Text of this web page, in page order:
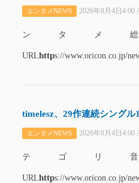
エンタメNEWS 2026年8月4日4:00
ンタメ
URLhttps://www.oricon.co.jp/
timelesz、29作連続シングル
エンタメNEWS 2026年8月4日4:00
テゴリ
URLhttps://www.oricon.co.jp/